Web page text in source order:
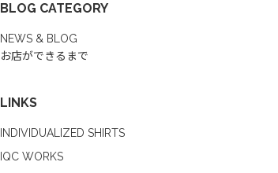
BLOG CATEGORY
NEWS & BLOG
お店ができるまで
LINKS
INDIVIDUALIZED SHIRTS
IQC WORKS